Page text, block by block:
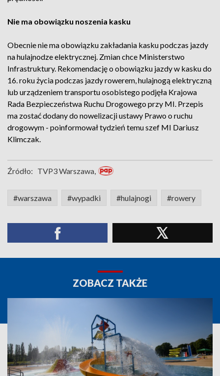
Nie ma obowiązku noszenia kasku
Obecnie nie ma obowiązku zakładania kasku podczas jazdy
na hulajnodze elektrycznej. Zmian chce Ministerstwo
Infrastruktury. Rekomendację o obowiązku jazdy w kasku do
16. roku życia podczas jazdy rowerem, hulajnogą elektryczną
lub urządzeniem transportu osobistego podjęła Krajowa
Rada Bezpieczeństwa Ruchu Drogowego przy MI. Przepis
ma zostać dodany do nowelizacji ustawy Prawo o ruchu
drogowym - poinformował tydzień temu szef MI Dariusz
Klimczak.
Źródło: TVP3 Warszawa,
#warszawa #wypadki #hulajnogi #rowery
ZOBACZ TAKŻE